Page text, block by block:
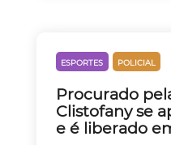
ESPORTES POLICIAL
Procurado
Clistofany se
e é liberado